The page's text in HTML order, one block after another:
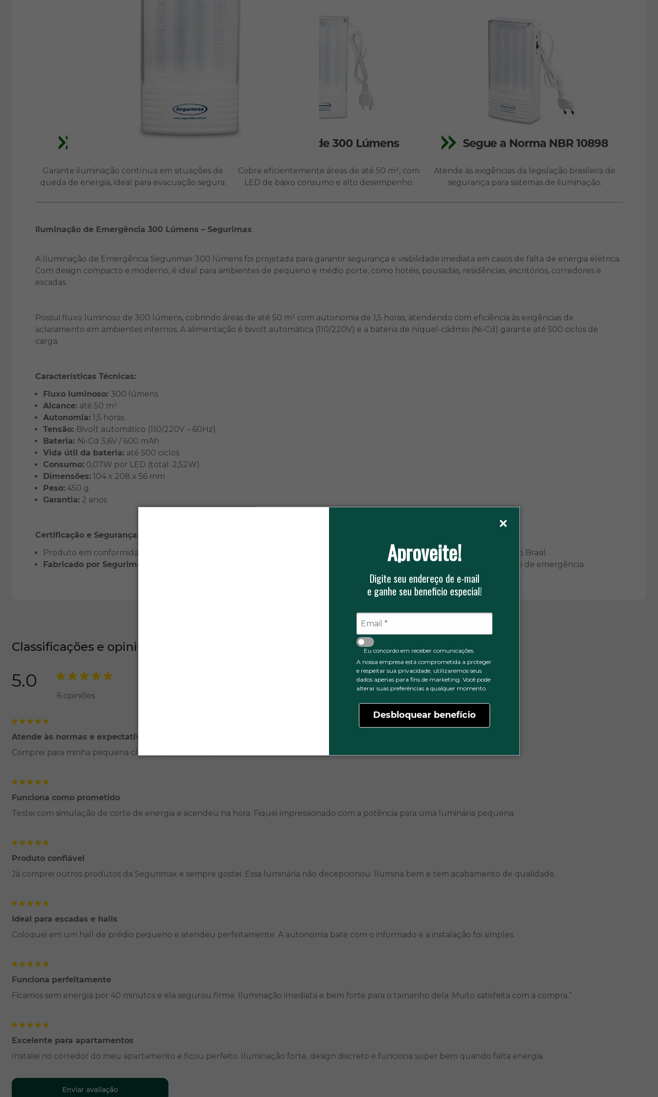
Aproveite!
Digite seu endereço de e-mail
e ganhe seu beneficio especial!
Eu concordo em receber comunicações.
A nossa empresa está comprometida a proteger
e respeitar sua privacidade, utilizaremos seus
dados apenas para fins de marketing. Você pode
alterar suas preferências a qualquer momento.
Desbloquear benefício
Garante iluminação contínua em situações de
queda de energia, ideal para evacuação segura.
Cobre eficientemente áreas de até 50 m², com
LED de baixo consumo e alto desempenho.
Atende às exigências da legislação brasileira de
segurança para sistemas de iluminação.
Iluminação de Emergência 300 Lúmens – Segurimax
A Iluminação de Emergência Segurimax 300 lúmens foi projetada para garantir segurança e visibilidade imediata em casos de falta de energia elétrica.
Com design compacto e moderno, é ideal para ambientes de pequeno e médio porte, como hotéis, pousadas, residências, escritórios, corredores e
escadas.
Possui fluxo luminoso de 300 lúmens, cobrindo áreas de até 50 m² com autonomia de 1,5 horas, atendendo com eficiência às exigências de
aclaramento em ambientes internos. A alimentação é bivolt automática (110/220V) e a bateria de níquel-cádmio (Ni-Cd) garante até 500 ciclos de
carga.
Características Técnicas:
Fluxo luminoso: 300 lúmens
Alcance: até 50 m²
Autonomia: 1,5 horas
Tensão: Bivolt automático (110/220V – 60Hz)
Bateria: Ni-Cd 3,6V / 600 mAh
Vida útil da bateria: até 500 ciclos
Consumo: 0,07W por LED (total: 2,52W)
Dimensões: 104 x 208 x 56 mm
Peso: 450 g
Garantia: 2 anos
Certificação e Segurança:
Produto em conformidade com a norma
, que regulamenta os sistemas de iluminação de emergência no Brasil.
Fabricado por Segurimax
referência nacional em soluções de segurança e iluminação de emergência.
Classificações e opiniões
5.0
6 opiniões
0
0
0
0
Atende às normas e expectativas
Comprei para minha pequena clínica e passou tranquilamente na vistoria. Produto bem construído e dentro das normas.
Funciona como prometido
Testei com simulação de corte de energia e acendeu na hora. Fiquei impressionado com a potência para uma luminária pequena.
Produto confiável
Já comprei outros produtos da Segurimax e sempre gostei. Essa luminária não decepcionou. Ilumina bem e tem acabamento de qualidade.
Ideal para escadas e halls
Coloquei em um hall de prédio pequeno e atendeu perfeitamente. A autonomia bate com o informado e a instalação foi simples.
Funciona perfeitamente
Ficamos sem energia por 40 minutos e ela segurou firme. Iluminação imediata e bem forte para o tamanho dela. Muito satisfeita com a compra.”
Excelente para apartamentos
Instalei no corredor do meu apartamento e ficou perfeito. Iluminação forte, design discreto e funciona super bem quando falta energia.
Enviar avaliação